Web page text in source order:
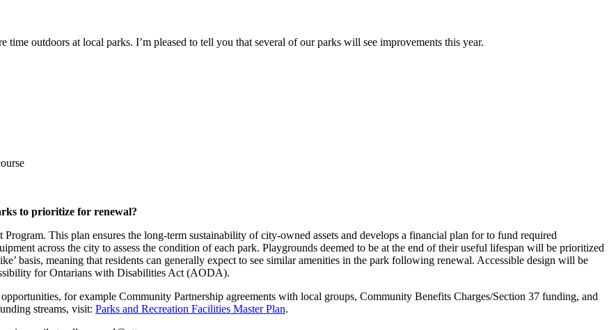
outdoors at local parks. I’m pleased to tell you that several of our parks will see improvements this year.
to prioritize for renewal?
This plan ensures the long-term sustainability of city-owned assets and develops a financial plan for to fund required
across the city to assess the condition of each park. Playgrounds deemed to be at the end of their useful lifespan will be prioritized
basis, meaning that residents can generally expect to see similar amenities in the park following renewal. Accessible design will be
for Ontarians with Disabilities Act (AODA).
for example Community Partnership agreements with local groups, Community Benefits Charges/Section 37 funding, and
streams, visit: Parks and Recreation Facilities Master Plan.